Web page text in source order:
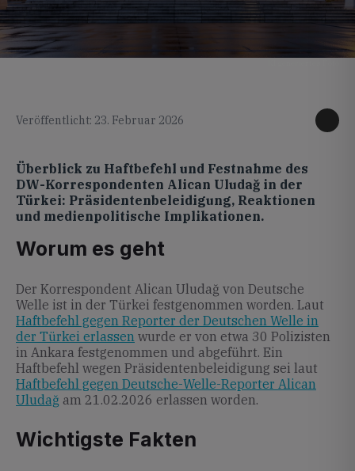
Veröffentlicht: 23. Februar 2026
Überblick zu Haftbefehl und Festnahme des
DW-Korrespondenten Alican Uludağ in der
Türkei: Präsidentenbeleidigung, Reaktionen
und medienpolitische Implikationen.
Worum es geht
Der Korrespondent Alican Uludağ von Deutsche
Welle ist in der Türkei festgenommen worden. Laut
Haftbefehl gegen Reporter der Deutschen Welle in
der Türkei erlassen wurde er von etwa 30 Polizisten
in Ankara festgenommen und abgeführt. Ein
Haftbefehl wegen Präsidentenbeleidigung sei laut
Haftbefehl gegen Deutsche-Welle-Reporter Alican
Uludağ am 21.02.2026 erlassen worden.
Wichtigste Fakten